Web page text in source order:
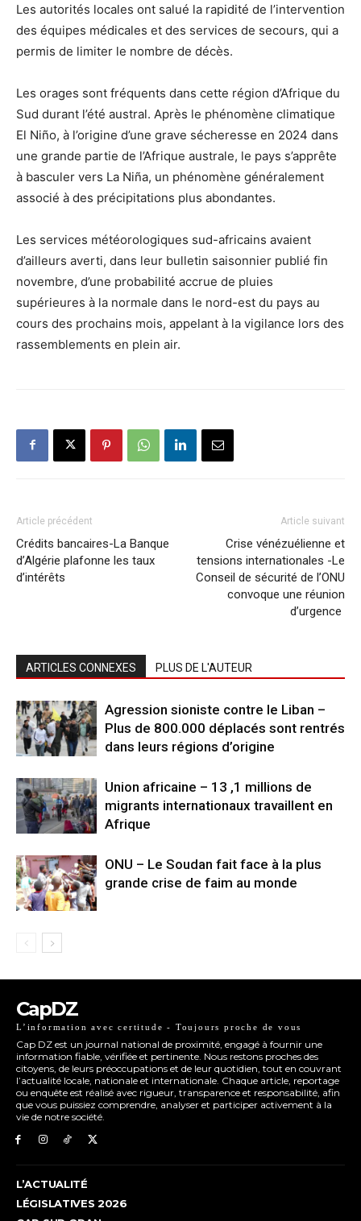
Les autorités locales ont salué la rapidité de l’intervention
des équipes médicales et des services de secours, qui a
permis de limiter le nombre de décès.
Les orages sont fréquents dans cette région d’Afrique du
Sud durant l’été austral. Après le phénomène climatique
El Niño, à l’origine d’une grave sécheresse en 2024 dans
une grande partie de l’Afrique australe, le pays s’apprête
à basculer vers La Niña, un phénomène généralement
associé à des précipitations plus abondantes.
Les services météorologiques sud-africains avaient
d’ailleurs averti, dans leur bulletin saisonnier publié fin
novembre, d’une probabilité accrue de pluies
supérieures à la normale dans le nord-est du pays au
cours des prochains mois, appelant à la vigilance lors des
rassemblements en plein air.
Article précédent
Crédits bancaires-La Banque
d’Algérie plafonne les taux
d’intérêts
Article suivant
Crise vénézuélienne et
tensions internationales -Le
Conseil de sécurité de l’ONU
convoque une réunion
d’urgence
ARTICLES CONNEXES PLUS DE L'AUTEUR
Agression sioniste contre le Liban –
Plus de 800.000 déplacés sont rentrés
dans leurs régions d’origine
Union africaine – 13 ,1 millions de
migrants internationaux travaillent en
Afrique
ONU – Le Soudan fait face à la plus
grande crise de faim au monde
CapDZ
L’information avec certitude - Toujours proche de vous
Cap DZ est un journal national de proximité, engagé à fournir une
information fiable, vérifiée et pertinente. Nous restons proches des
citoyens, de leurs préoccupations et de leur quotidien, tout en couvrant
l’actualité locale, nationale et internationale. Chaque article, reportage
ou enquête est réalisé avec rigueur, transparence et responsabilité, afin
que vous puissiez comprendre, analyser et participer activement à la
vie de notre société.
L’ACTUALITÉ
LÉGISLATIVES 2026